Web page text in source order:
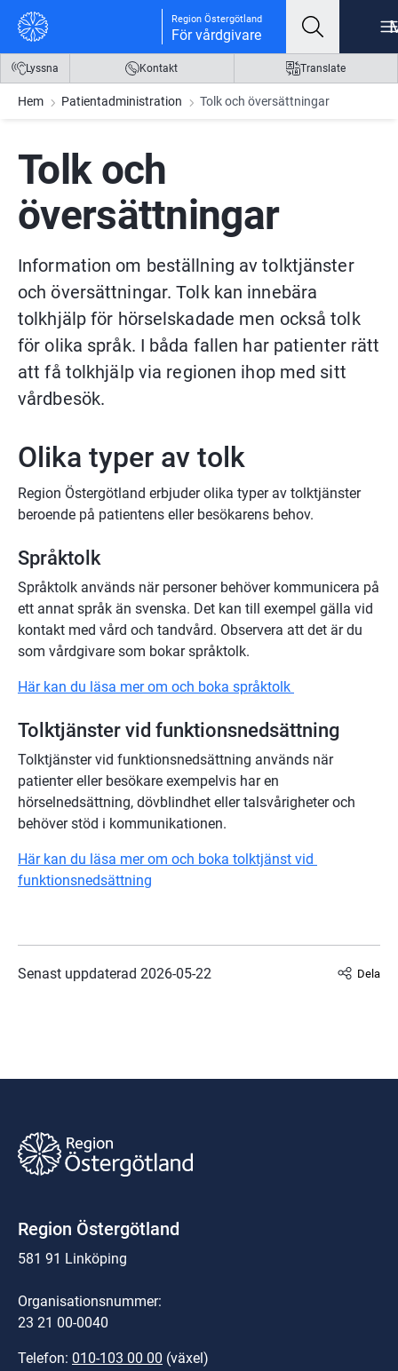
Gå till innehåll
Gå till meny
Gå till sidfot Region Östergötland
För vårdgivare
Lyssna Kontakt Translate
Hem Patientadministration Tolk och översättningar
Tolk och
översättningar
Information om beställning av tolktjänster
och översättningar. Tolk kan innebära
tolkhjälp för hörselskadade men också tolk
för olika språk. I båda fallen har patienter rätt
att få tolkhjälp via regionen ihop med sitt
vårdbesök.
Olika typer av tolk
Region Östergötland erbjuder olika typer av tolktjänster
beroende på patientens eller besökarens behov.
Språktolk
Språktolk används när personer behöver kommunicera på
ett annat språk än svenska. Det kan till exempel gälla vid
kontakt med vård och tandvård. Observera att det är du
som vårdgivare som bokar språktolk.
Här kan du läsa mer om och boka språktolk
Tolktjänster vid funktionsnedsättning
Tolktjänster vid funktionsnedsättning används när
patienter eller besökare exempelvis har en
hörselnedsättning, dövblindhet eller talsvårigheter och
behöver stöd i kommunikationen.
Här kan du läsa mer om och boka tolktjänst vid
funktionsnedsättning
Senast uppdaterad 2026-05-22 Dela
Region Östergötland
581 91 Linköping
Organisationsnummer:
23 21 00-0040
Telefon: 010-103 00 00 (växel)